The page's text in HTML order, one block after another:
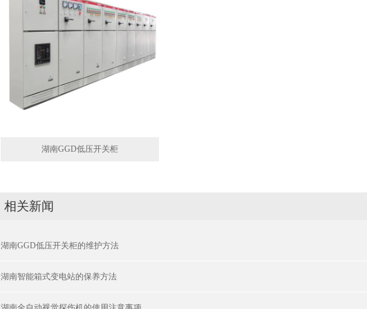
湖南GGD低压开关柜
相关新闻
湖南GGD低压开关柜的维护方法
湖南智能箱式变电站的保养方法